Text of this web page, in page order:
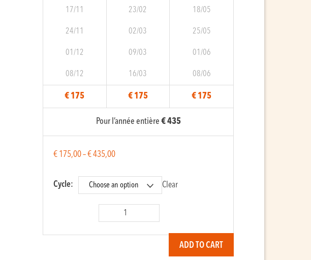
17/11
24/11
01/12
08/12
€ 175
23/02
02/03
09/03
16/03
€ 175
18/05
25/05
01/06
08/06
€ 175
Pour l’année entière € 435
€ 175,00–€435,00
Cycle: Clear
ADD TO CART